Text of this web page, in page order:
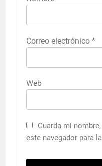
Correo electrónico *
Web
Guarda mi
este navegador para